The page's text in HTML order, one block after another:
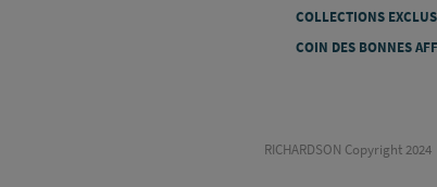
COLLECTIONS
COIN DES BONNES
RICHARDSON Copyright 2024